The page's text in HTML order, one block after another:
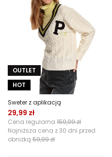
OUTLET
HOT
Sweter z aplikacją
29,99 zł
Cena regularna 159,99 zł
Najniższa cena z 30 dni przed
obniżką 59,99 zł